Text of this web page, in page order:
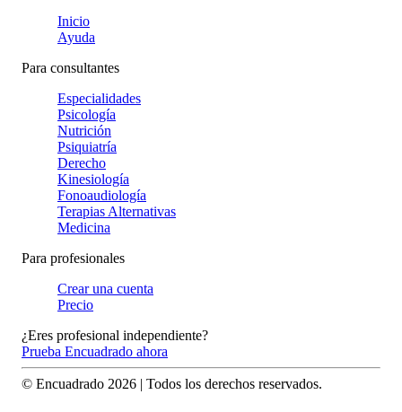
Inicio
Ayuda
Para consultantes
Especialidades
Psicología
Nutrición
Psiquiatría
Derecho
Kinesiología
Fonoaudiología
Terapias Alternativas
Medicina
Para profesionales
Crear una cuenta
Precio
¿Eres profesional independiente?
Prueba Encuadrado ahora
© Encuadrado 2026 | Todos los derechos reservados.